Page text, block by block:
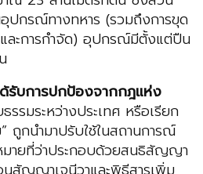
ปกรณ์ทางทหาร (รวมถึงการขุด
ละการกำจัด) อุปกรณ์มีตั้งแต่ปืน
ารปกป้องจากกฎแห่ง
รมระหว่างประเทศ หรือเรียก
ถูกนำมาปรับใช้ในสถานการณ์
มายที่ว่าประกอบด้วยสนธิสัญญา